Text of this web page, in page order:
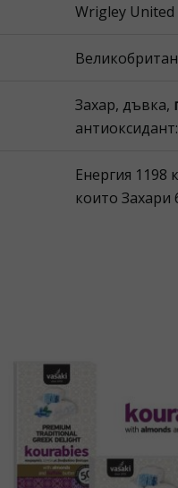
Wrigley United
Захар, дъвка,
Енергия 1198
които Захари